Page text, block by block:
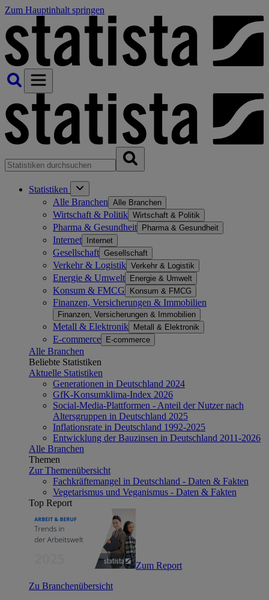
Zum Hauptinhalt springen
Statistiken
Alle Branchen Alle Branchen
Wirtschaft & Politik Wirtschaft & Politik
Pharma & Gesundheit Pharma & Gesundheit
Internet Internet
Gesellschaft Gesellschaft
Verkehr & Logistik Verkehr & Logistik
Energie & Umwelt Energie & Umwelt
Konsum & FMCG Konsum & FMCG
Finanzen, Versicherungen & Immobilien
Finanzen, Versicherungen & Immobilien
Metall & Elektronik Metall & Elektronik
E-commerce E-commerce
Alle Branchen
Beliebte Statistiken
Aktuelle Statistiken
Generationen in Deutschland 2024
GfK-Konsumklima-Index 2026
Social-Media-Plattformen - Anteil der Nutzer nach
Altersgruppen in Deutschland 2025
Inflationsrate in Deutschland 1992-2025
Entwicklung der Bauzinsen in Deutschland 2011-2026
Alle Branchen
Themen
Zur Themenübersicht
Fachkräftemangel in Deutschland - Daten & Fakten
Vegetarismus und Veganismus - Daten & Fakten
Top Report
Zum Report
Zu Branchenübersicht